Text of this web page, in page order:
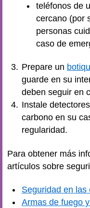
teléfonos de
cercano (por
personas
caso de
Prepare un
guarde en su
deben seguir en
Instale
carbono en su
regularidad.
Para obtener más
artículos sobre
Seguridad en las
Armas de fuego